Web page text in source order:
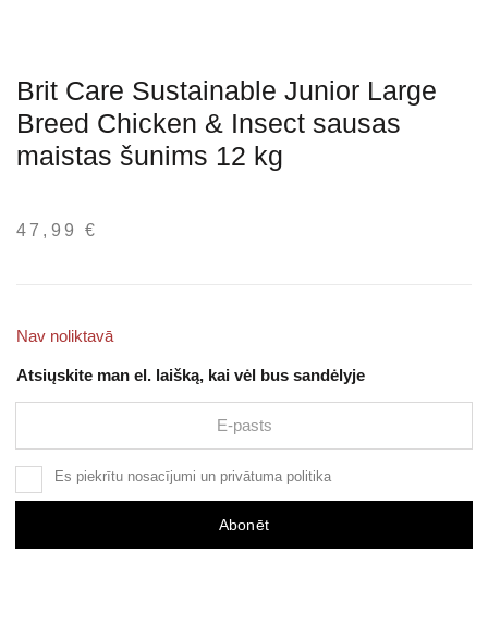
Brit Care Sustainable Junior Large
Breed Chicken & Insect sausas
maistas šunims 12 kg
47,99€
Nav noliktavā
Atsiųskite man el. laišką, kai vėl bus sandėlyje
Es piekrītu nosacījumi un privātuma politika
Abonēt